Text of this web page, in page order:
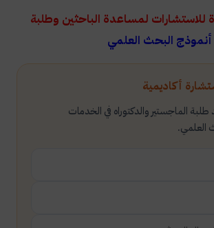
أكاديمية
الماجستير والدكتوراه في الخدمات
العلمي.
للاستشارات لمساعدة الباحثين وطلبة
أنموذج البحث العلمي